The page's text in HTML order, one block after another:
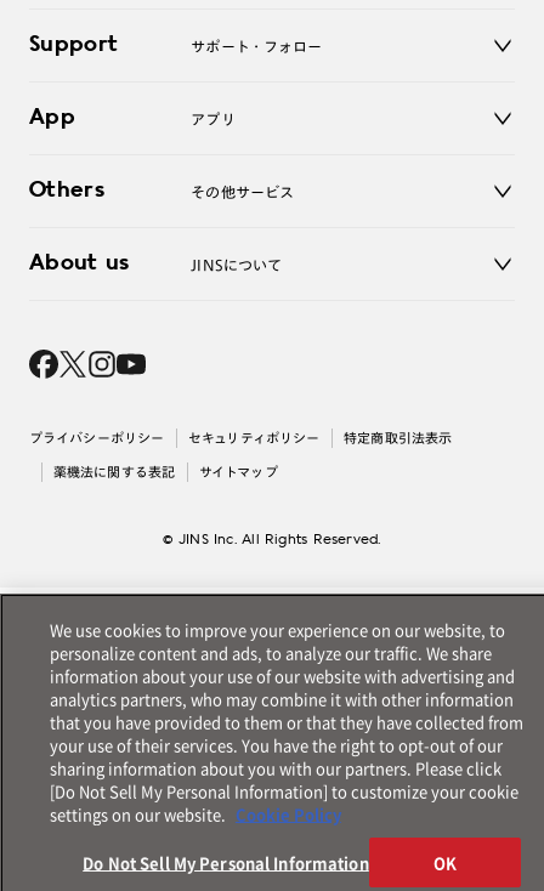
アクセサリー
ログアウト
Support サポート・フォロー
よくあるご質問
お問い合わせ
App アプリ
Others その他サービス
レンズ交換
About us JINSについて
採用情報
出店について
プライバシーポリシー セキュリティポリシー 特定商取引法表示
薬機法に関する表記 サイトマップ
© JINS Inc. All Rights Reserved.
We use cookies to improve your experience on our website, to
personalize content and ads, to analyze our traffic. We share
information about your use of our website with advertising and
analytics partners, who may combine it with other information
that you have provided to them or that they have collected from
your use of their services. You have the right to opt-out of our
sharing information about you with our partners. Please click
[Do Not Sell My Personal Information] to customize your cookie
settings on our website. Cookie Policy
Do Not Sell My Personal Information OK